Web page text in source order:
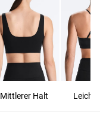
Mittlerer Halt